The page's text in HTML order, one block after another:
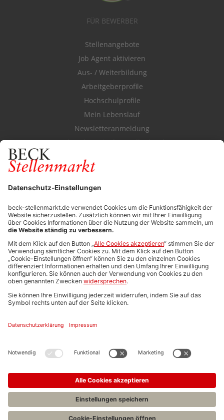
FÜR BEWERBER
Stellenangebote
Job Agent aktivieren
Aus- / Weiterbildung
Arbeitgeberprofile
Hochschulprofile
Mein Lebenslauf
Newsletteranmeldung
Durchsuchen Sie den Stellenkatalog
FÜR ARBEITGEBER
Stellenmarktpreise
Anzeigen-AGB
Media-Daten
Newsletteranmeldung
Produktübersicht
ALLGEMEIN
FAQs
Impressum
Stellenangebote C.H.BECK